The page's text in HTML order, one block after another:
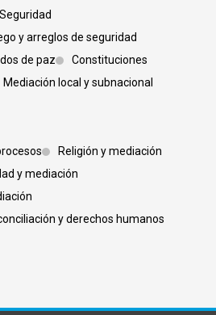
y arreglos de seguridad
de paz
Constituciones
Mediación local y subnacional
Religión y mediación
y mediación
y derechos humanos